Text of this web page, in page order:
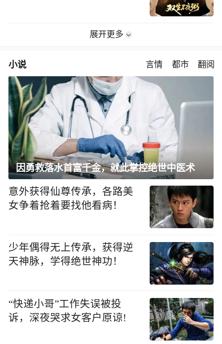
展开更多
小说 言情 都市 翻阅
因勇救落水首富千金，就此掌控绝世中医术
意外获得仙尊传承，各路美
女争着抢着要找他看病！
少年偶得无上传承，获得逆
天神脉，学得绝世神功！
“快递小哥”工作失误被投
诉，深夜哭求女客户原谅!